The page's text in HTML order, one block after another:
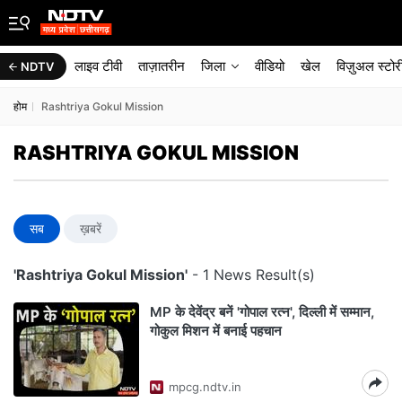
NDTV लाइव टीवी ताज़ातरीन जिला वीडियो खेल विज़ुअल
होम Rashtriya Gokul Mission
RASHTRIYA GOKUL MISSION
सब ख़बरें
'Rashtriya Gokul Mission' - 1 News Result(s)
MP के देवेंद्र बनें 'गोपाल रत्न', दिल्ली में सम्मान,
गोकुल मिशन में बनाई पहचान
mpcg.ndtv.in